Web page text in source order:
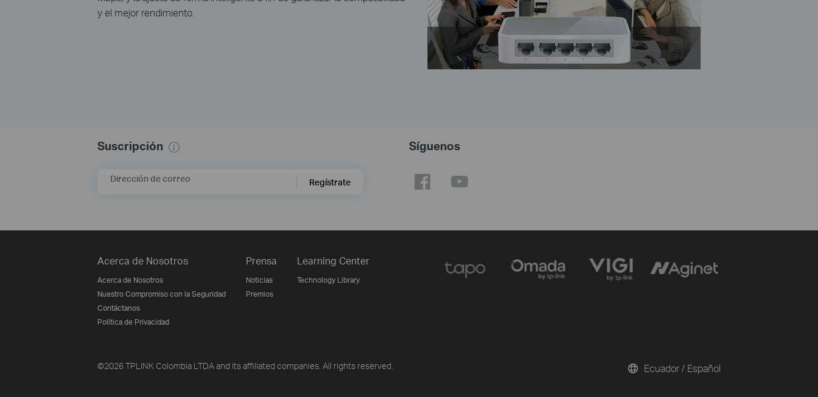
y el mejor rendimiento.
Suscripción
Dirección de correo Regístrate
Síguenos
Acerca de Nosotros
Acerca de Nosotros
Nuestro Compromiso con la Seguridad
Contáctanos
Política de Privacidad
Prensa
Noticias
Premios
Learning Center
Technology Library
©2026 TPLINK Colombia LTDA and its affiliated companies. All rights reserved. Ecuador / Español